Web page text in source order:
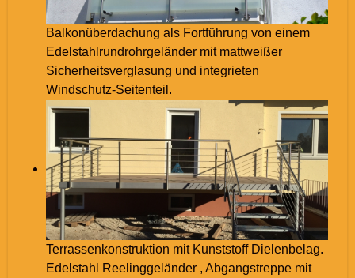
Balkonüberdachung als Fortführung von einem
Edelstahlrundrohrgeländer mit mattweißer
Sicherheitsverglasung und integrieten
Windschutz-Seitenteil.
Terrassenkonstruktion mit Kunststoff Dielenbelag.
Edelstahl Reelinggeländer , Abgangstreppe mit